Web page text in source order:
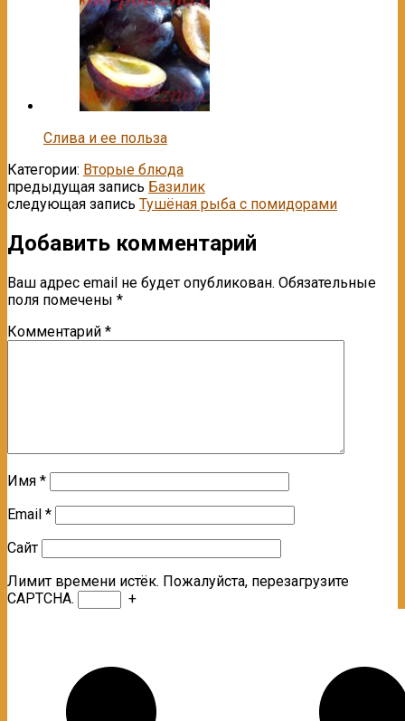
Слива и ее польза
Категории: Вторые блюда
предыдущая запись Базилик
следующая запись Тушёная рыба с помидорами
Добавить комментарий
Ваш адрес email не будет опубликован. Обязательные
поля помечены *
Комментарий *
Имя *
Email *
Сайт
Лимит времени истёк. Пожалуйста, перезагрузите
CAPTCHA.
+